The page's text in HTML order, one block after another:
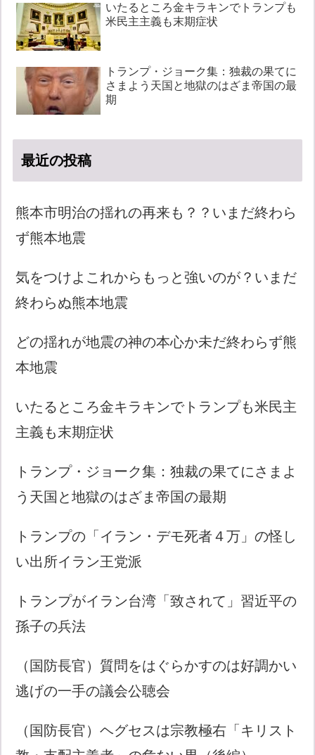
いたるところ金キラキンでトランプも
米民主主義も末期症状
トランプ・ジョーク集：独裁の果てに
さまよう天国と地獄のはざま帝国の最
期
最近の投稿
熊本市明治の揺れの再来も？？いまだ終わら
ず熊本地震
気をつけよこれからもっと強いのが？いまだ
終わらぬ熊本地震
どの揺れが地震の神の本心か未だ終わらず熊
本地震
いたるところ金キラキンでトランプも米民主
主義も末期症状
トランプ・ジョーク集：独裁の果てにさまよ
う天国と地獄のはざま帝国の最期
トランプの「イラン・デモ死者４万」の怪し
い出所イラン王党派
トランプがイラン台湾「致されて」習近平の
孫子の兵法
（国防長官）質問をはぐらかすのは好調かい
逃げの一手の議会公聴会
（国防長官）ヘグセスは宗教極右「キリスト